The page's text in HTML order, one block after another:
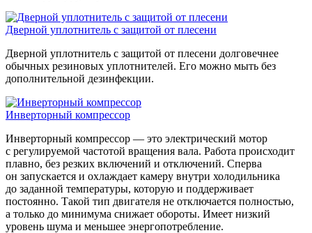
Дверной уплотнитель с защитой от плесени
Дверной уплотнитель с защитой от плесени долговечнее
обычных резиновых уплотнителей. Его можно мыть без
дополнительной дезинфекции.
Инверторный компрессор
Инверторный компрессор — это электрический мотор
с регулируемой частотой вращения вала. Работа происходит
плавно, без резких включений и отключений. Сперва
он запускается и охлаждает камеру внутри холодильника
до заданной температуры, которую и поддерживает
постоянно. Такой тип двигателя не отключается полностью,
а только до минимума снижает обороты. Имеет низкий
уровень шума и меньшее энергопотребление.